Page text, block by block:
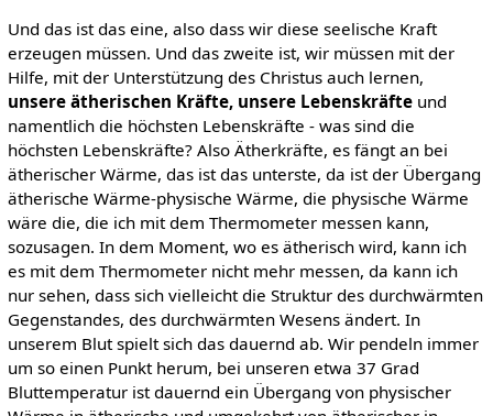
Und das ist das eine, also dass wir diese seelische Kraft
erzeugen müssen. Und das zweite ist, wir müssen mit der
Hilfe, mit der Unterstützung des Christus auch lernen,
unsere ätherischen Kräfte, unsere Lebenskräfteund
namentlich die höchsten Lebenskräfte - was sind die
höchsten Lebenskräfte? Also Ätherkräfte, es fängt an bei
ätherischer Wärme, das ist das unterste, da ist der Übergang
ätherische Wärme-physische Wärme, die physische Wärme
wäre die, die ich mit dem Thermometer messen kann,
sozusagen. In dem Moment, wo es ätherisch wird, kann ich
es mit dem Thermometer nicht mehr messen, da kann ich
nur sehen, dass sich vielleicht die Struktur des durchwärmten
Gegenstandes, des durchwärmten Wesens ändert. In
unserem Blut spielt sich das dauernd ab. Wir pendeln immer
um so einen Punkt herum, bei unseren etwa 37 Grad
Bluttemperatur ist dauernd ein Übergang von physischer